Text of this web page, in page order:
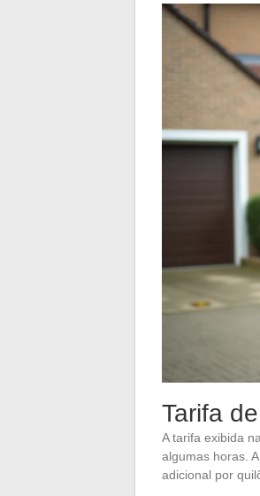
Tarifa
A tarifa exibida
algumas horas.
adicional por